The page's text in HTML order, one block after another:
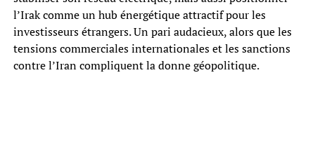
l’Irak comme un hub énergétique attractif pour les
investisseurs étrangers. Un pari audacieux, alors que les
tensions commerciales internationales et les sanctions
contre l’Iran compliquent la donne géopolitique.